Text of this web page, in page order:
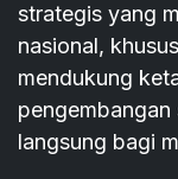
strategis yang
nasional,
mendukung
langsung bagi